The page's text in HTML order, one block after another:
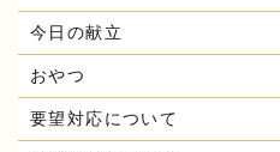
今日の献立
おやつ
要望対応について